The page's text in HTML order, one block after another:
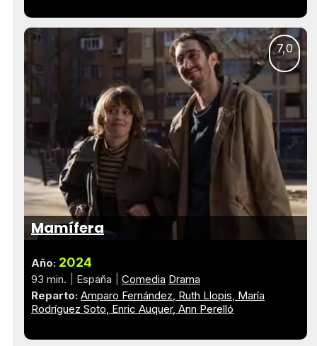
7,0
Mamífera
Año: 2024
93 min. España Comedia Drama
Reparto: Amparo Fernández Ruth Llopis María
Rodríguez Soto Enric Auquer Ann Perelló